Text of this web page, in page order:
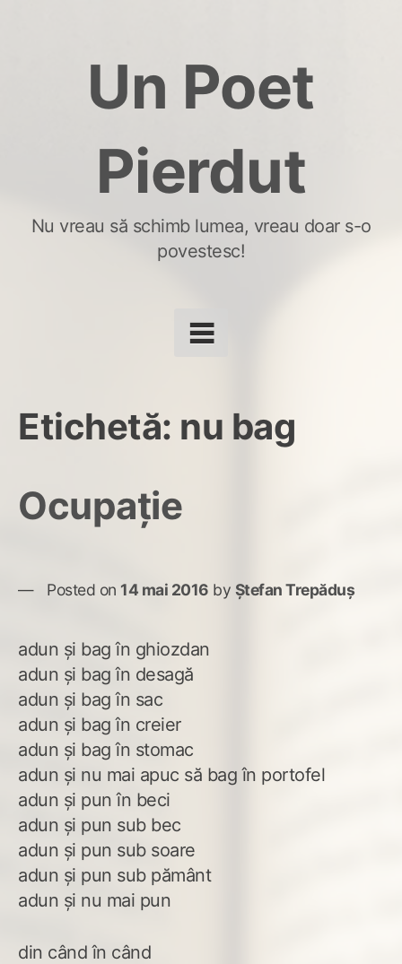
Un Poet
Pierdut
Nu vreau să schimb lumea, vreau doar s-o
povestesc!
Etichetă: nu bag
Ocupație
Posted on 14 mai 2016 by Ștefan Trepăduș
adun și bag în ghiozdan
adun și bag în desagă
adun și bag în sac
adun și bag în creier
adun și bag în stomac
adun și nu mai apuc să bag în portofel
adun și pun în beci
adun și pun sub bec
adun și pun sub soare
adun și pun sub pământ
adun și nu mai pun
din când în când